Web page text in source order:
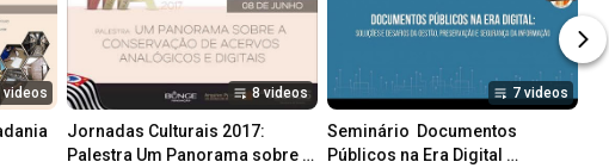
videos 8 videos
Jornadas Culturais 2017:
Palestra Um Panorama sobre a
7 videos
Seminário  Documentos
Públicos na Era Digital